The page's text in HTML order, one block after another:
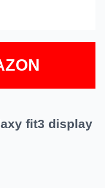
fit3 display